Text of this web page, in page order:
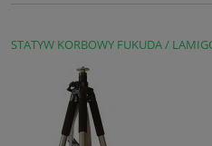
STATYW KORBOWY FUKUDA /